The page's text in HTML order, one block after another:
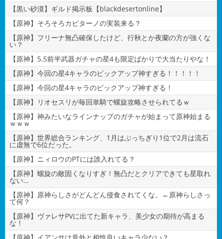
【黒い砂漠】ギルド掲示板【blackdesertonline】
【原神】そろそろカピターノの実装来る？
【原神】フリーナ無凸確保したけど、行秋とか夜蘭の方が強くな
い？
【原神】5.5前半武器ガチャの星4も限定ばかりで大当たりやな！
【原神】今回の星4キャラのピックアップ神すぎる！！！！！
【原神】今回の星4キャラのピックアップ神すぎる！
【原神】リオセスリが毎回単騎で螺旋攻略させられてるｗ
【原神】神みたいなラインナップのガチャが始まって原神始まる
ｗｗｗ
【原神】世界総合ランキング、1月はぶっちぎり1位で2月は流石
に虚無で6位だった。
【原神】ニィロウのPTには誰入れてる？
【原神】螺旋の敵固くなりすぎ！無凸だとクリアできても星取れ
ない…
【原神】原神らしさがどんどん侵食されてくな。←原神らしさっ
て何？
【原神】ヴァレサPVに出てた新キャラ、美少女の期待が高まる
な！